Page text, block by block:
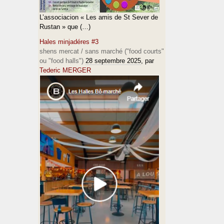
L’associacion « Les amis de St Sever de
Rustan » que (…)
Hales minjadéres #3
shens mercat / sans marché ("food courts"
ou "food halls") 28 septembre 2025, par
Tederic MERGER